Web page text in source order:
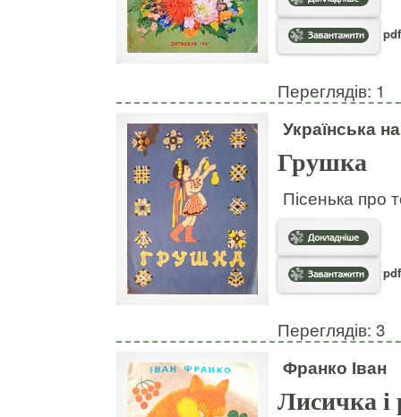
Переглядів: 1
Українська
Грушка
Пісенька про
Переглядів: 3
Франко Іван
Лисичка і